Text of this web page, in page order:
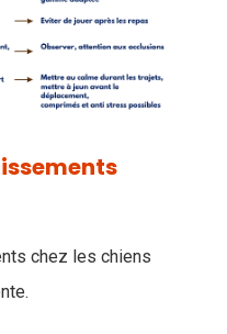
chez les chiens